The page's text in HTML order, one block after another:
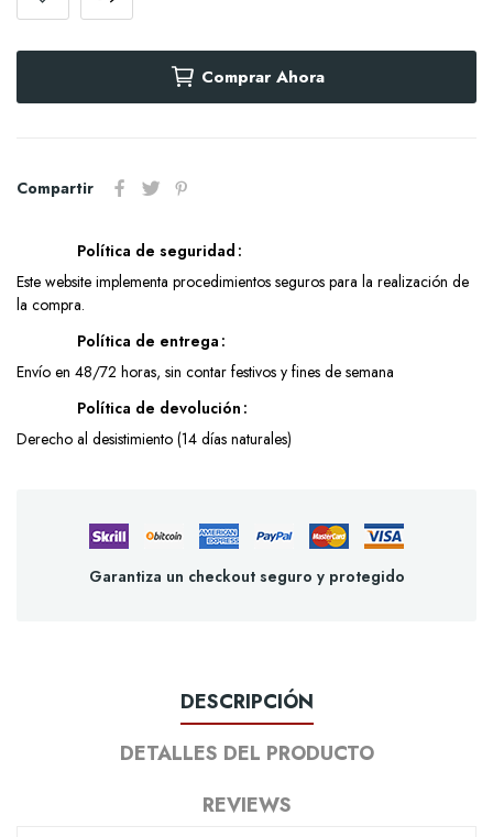
Comprar Ahora
Compartir
Política de seguridad
Este website implementa procedimientos seguros para la realización de
la compra.
Política de entrega
Envío en 48/72 horas, sin contar festivos y fines de semana
Política de devolución
Derecho al desistimiento (14 días naturales)
Garantiza un checkout seguro y protegido
DESCRIPCIÓN
DETALLES DEL PRODUCTO
REVIEWS